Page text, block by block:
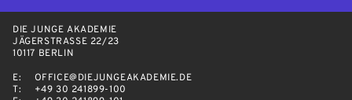
DIE JUNGE AKADEMIE
JÄGERSTRASSE 22/23
10117 BERLIN
E:
OFFICE@DIEJUNGEAKADEMIE.DE
T:
+49 30 241899-100